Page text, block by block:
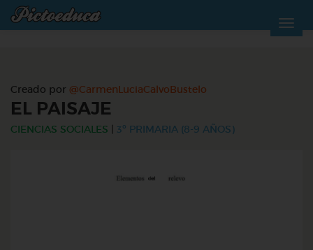
Creado por @CarmenLuciaCalvoBustelo
EL PAISAJE
CIENCIAS SOCIALES 3º PRIMARIA (8-9 AÑOS)